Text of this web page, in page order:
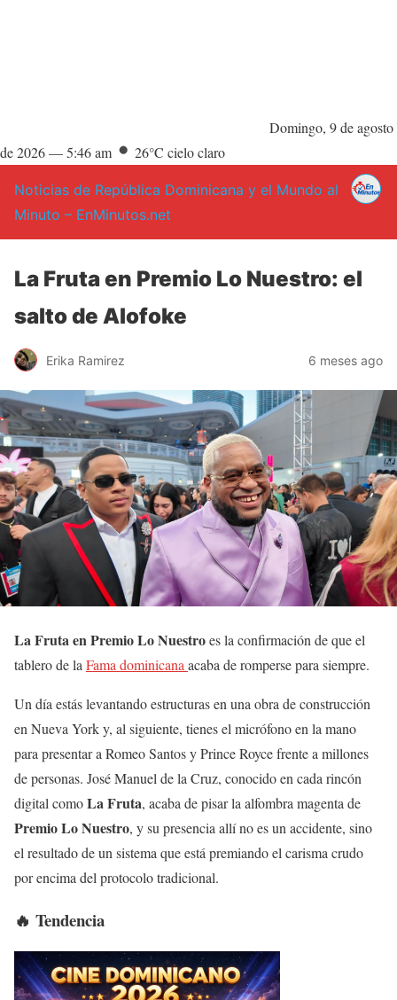
Domingo, 9 de agosto
de 2026 —5:46 am 26°C cielo claro
Noticias de República Dominicana y el Mundo al
Minuto – EnMinutos.net
La Fruta en Premio Lo Nuestro: el
salto de Alofoke
Erika Ramirez 6 meses ago
La Fruta en Premio Lo Nuestroes la confirmación de que el
tablero de la Fama dominicana acaba de romperse para siempre.
Un día estás levantando estructuras en una obra de construcción
en Nueva York y, al siguiente, tienes el micrófono en la mano
para presentar a Romeo Santos y Prince Royce frente a millones
de personas. José Manuel de la Cruz, conocido en cada rincón
digital comoLa Fruta, acaba de pisar la alfombra magenta de
Premio Lo Nuestro, y su presencia allí no es un accidente, sino
el resultado de un sistema que está premiando el carisma crudo
por encima del protocolo tradicional.
🔥 Tendencia